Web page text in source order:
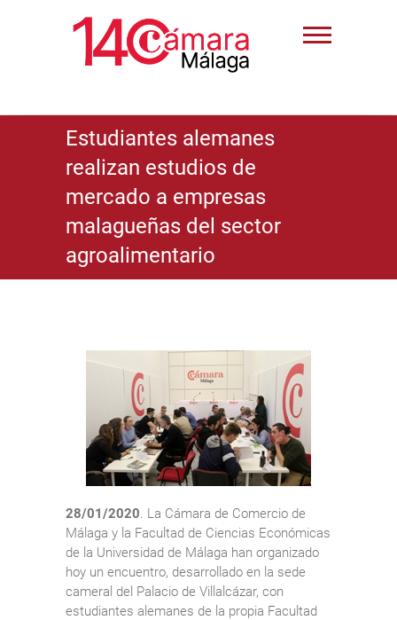
Estudiantes alemanes
realizan estudios de
mercado a empresas
malagueñas del sector
agroalimentario
28/01/2020. La Cámara de Comercio de
Málaga y la Facultad de Ciencias Económicas
de la Universidad de Málaga han organizado
hoy un encuentro, desarrollado en la sede
cameral del Palacio de Villalcázar, con
estudiantes alemanes de la propia Facultad